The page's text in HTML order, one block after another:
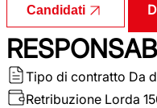
Candidati
Tipo di contratto Da
Retribuzione Lorda